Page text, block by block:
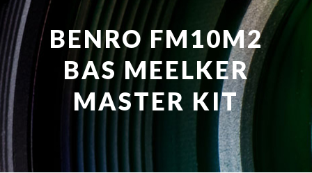
NATUUROBSERVATIE MEDIA EN ENERGIE
STUDIOFOTOGRAFIE OCCASIONS
BENRO FM10M2
BAS MEELKER
MASTER KIT